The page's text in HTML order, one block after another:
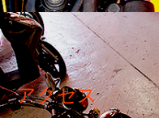
アクセス